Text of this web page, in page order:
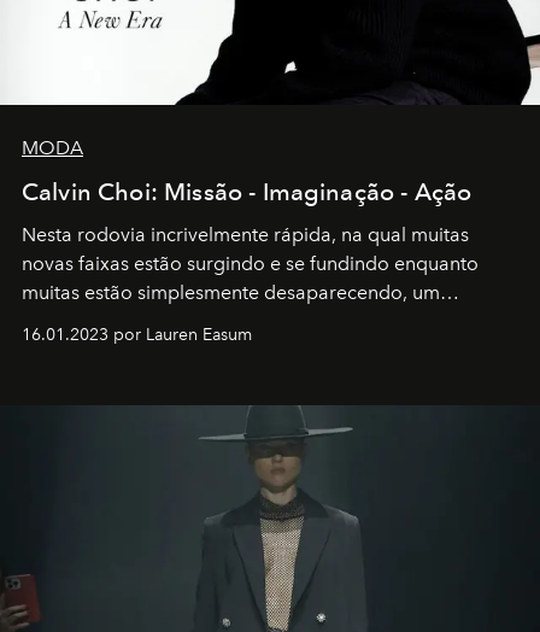
MODA
Calvin Choi: Missão - Imaginação - Ação
Nesta rodovia incrivelmente rápida, na qual muitas
novas faixas estão surgindo e se fundindo enquanto
muitas estão simplesmente desaparecendo, um
transportador AMTD abrindo caminho para muitos
por propósitos, com um claro senso de missão na vida e
16.01.2023 por Lauren Easum